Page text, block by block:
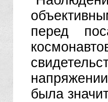
перед
была